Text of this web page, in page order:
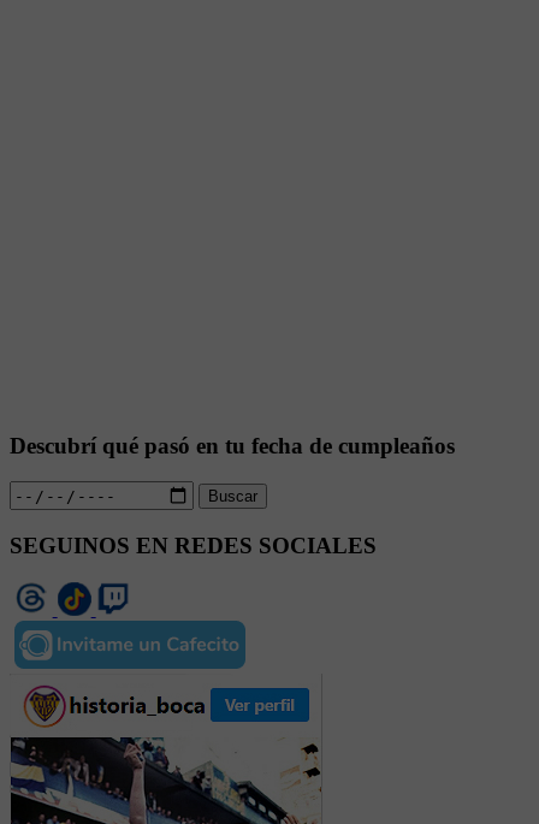
Descubrí qué pasó en tu fecha de cumpleaños
Buscar
SEGUINOS EN REDES SOCIALES